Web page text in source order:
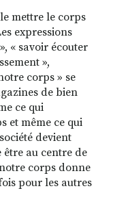
YOUTUBE
mettre le corps
expressions
« savoir écouter
»,
corps » se
de bien
ce qui
et même ce qui
devient
au centre de
corps donne
pour les autres